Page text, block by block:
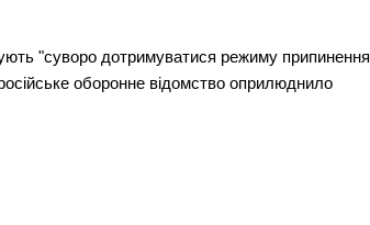
"суворо дотримуватися режиму припинення
оборонне відомство оприлюднило